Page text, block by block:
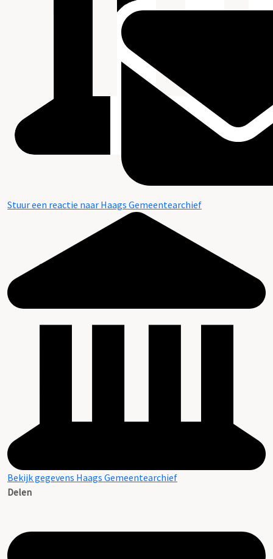
Stuur een reactie naar Haags Gemeentearchief
Bekijk gegevens Haags Gemeentearchief
Delen